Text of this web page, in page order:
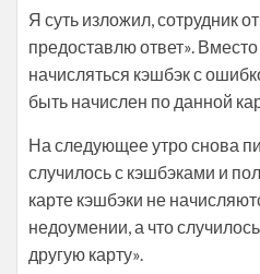
Я суть изложил, сотрудник
предоставлю ответ».
начисляться кэшбэк с
быть начислен по данной
На следующее утро снова
случилось с кэшбэками и
карте кэшбэки не
недоумении, а что
другую карту».